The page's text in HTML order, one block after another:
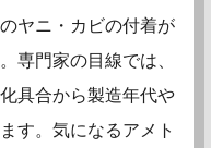
ヤニ・カビの付着が
専門家の目線では、
具合から製造年代や
す。気になるアメト